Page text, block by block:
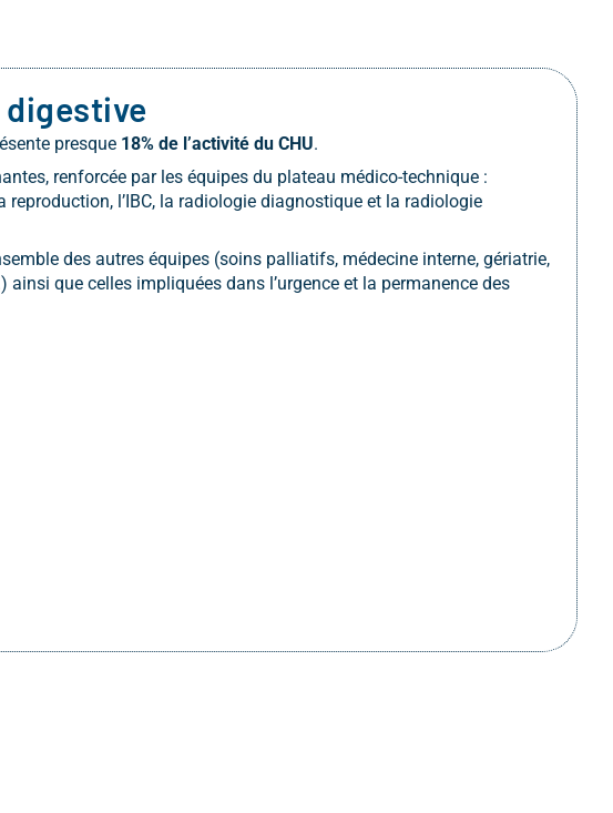
presque 18% de l’activité du CHU.
renforcée par les équipes du plateau médico-technique :
l’IBC, la radiologie diagnostique et la radiologie
des autres équipes (soins palliatifs, médecine interne, gériatrie,
que celles impliquées dans l’urgence et la permanence des